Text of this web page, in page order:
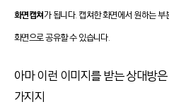
화면캡쳐가 됩니다. 캡쳐한 화면에서 원하는
화면으로 공유할 수 있습니다.
아마 이런 이미지를 받는 상대방
가지지